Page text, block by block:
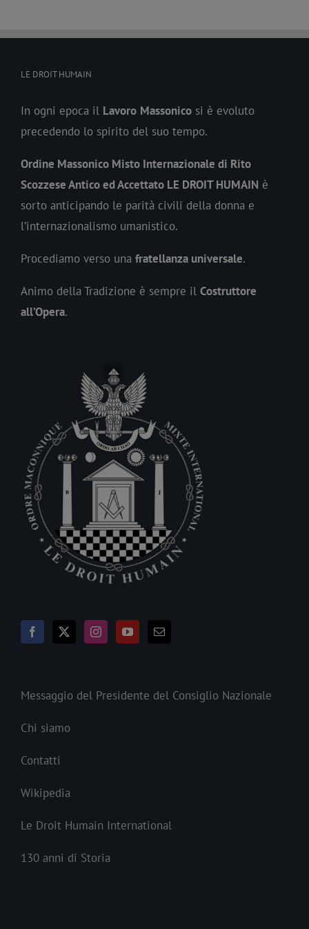
LE DROIT HUMAIN
In ogni epoca il Lavoro Massonico si è evoluto
precedendo lo spirito del suo tempo.
Ordine Massonico Misto Internazionale di Rito
Scozzese Antico ed Accettato LE DROIT HUMAIN è
sorto anticipando le parità civili della donna e
l’internazionalismo umanistico.
Procediamo verso una fratellanza universale.
Animo della Tradizione è sempre il Costruttore
all’Opera.
Messaggio del Presidente del Consiglio Nazionale
Chi siamo
Contatti
Wikipedia
Le Droit Humain International
130 anni di Storia